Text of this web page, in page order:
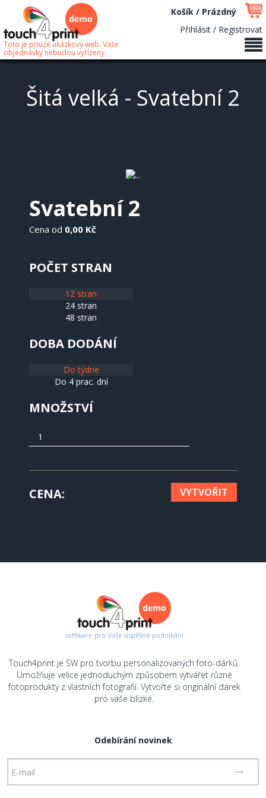
Toto je pouze ukázkový web. Vaše
objednávky nebudou vyřízeny.
Košík / Prázdný
Přihlásit / Registrovat
Šitá velká - Svatební 2
Svatební 2
Cena od 0,00 Kč
POČET STRAN
12 stran
24 stran
48 stran
DOBA DODÁNÍ
Do týdne
Do 4 prac. dní
MNOŽSTVÍ
CENA VYTVOŘIT
software pro Vaše úspěšné podnikání
Touch4print je SW pro tvorbu personalizovaných foto-dárků.
Umožňuje velice jednoduchým způsobem vytvářet různé
fotoprodukty z vlastních fotografií. Vytvořte si originální dárek
pro vaše blízké.
Odebírání novinek